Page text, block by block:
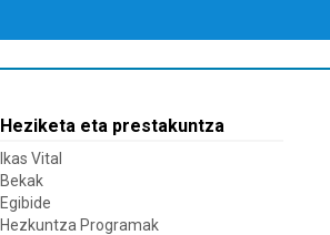
Heziketa eta prestakuntza
Ikas Vital
Bekak
Egibide
Hezkuntza Programak